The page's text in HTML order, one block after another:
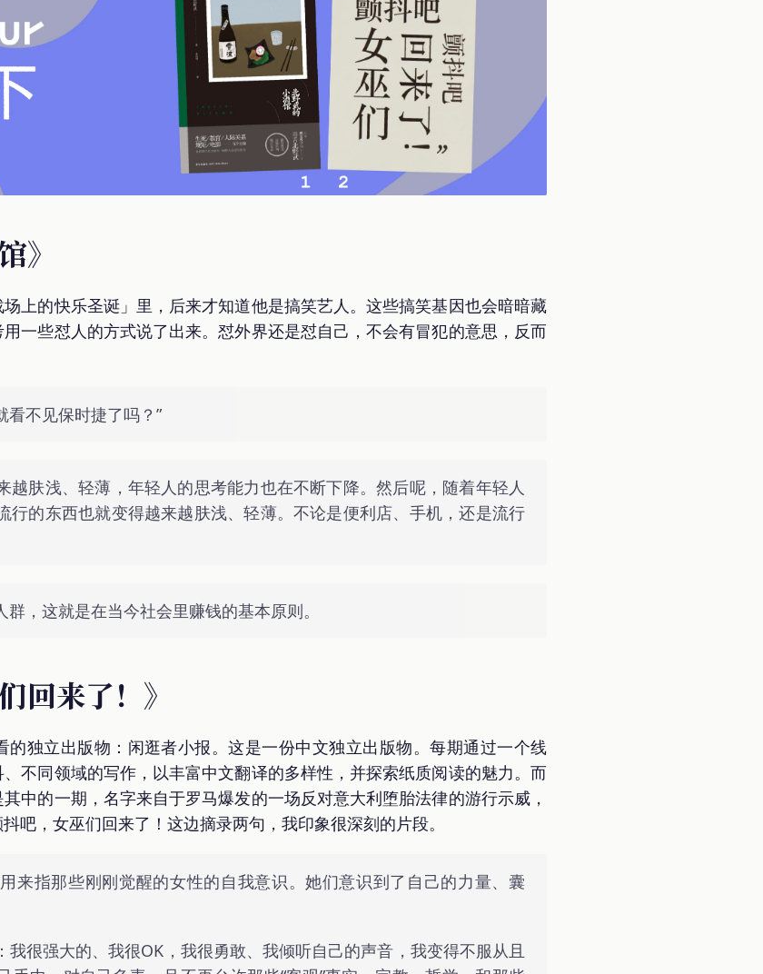
》
上的快乐圣诞」里，后来才知道他是搞笑艺人。这些搞笑基因也会暗暗藏
一些怼人的方式说了出来。怼外界还是怼自己，不会有冒犯的意思，反而
不见保时捷了吗？”
越肤浅、轻薄，年轻人的思考能力也在不断下降。然后呢，随着年轻人
行的东西也就变得越来越肤浅、轻薄。不论是便利店、手机，还是流行
，这就是在当今社会里赚钱的基本原则。
回来了！》
的独立出版物：闲逛者小报。这是一份中文独立出版物。每期通过一个线
不同领域的写作，以丰富中文翻译的多样性，并探索纸质阅读的魅力。而
中的一期，名字来自于罗马爆发的一场反对意大利堕胎法律的游行示威，
吧，女巫们回来了！这边摘录两句，我印象很深刻的片段。
来指那些刚刚觉醒的女性的自我意识。她们意识到了自己的力量、囊
很强大的、我很OK，我很勇敢、我倾听自己的声音，我变得不服从且